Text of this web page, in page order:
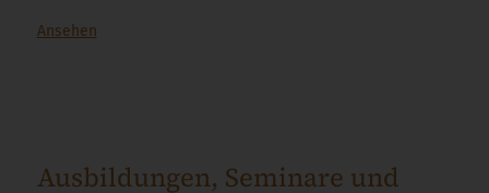
Ansehen
Ausbildungen, Seminare und